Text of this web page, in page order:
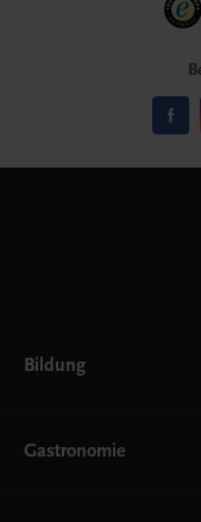
Bildung
AHS
Gastronomie